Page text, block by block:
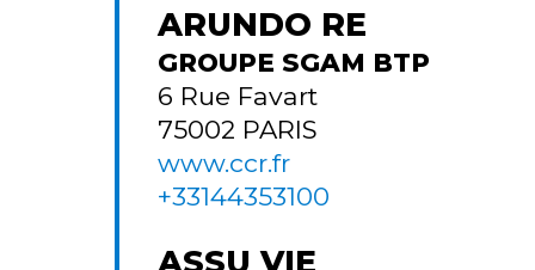
ARUNDO RE
GROUPE SGAM BTP
6 Rue Favart
75002 PARIS
www.ccr.fr
+33144353100
ASSU VIE